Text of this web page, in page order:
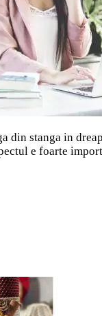
din stanga in
e foarte